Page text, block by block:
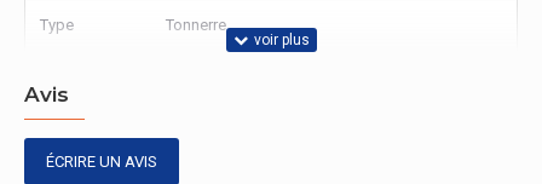
Type Tonnerre
Avis
ÉCRIRE UN AVIS